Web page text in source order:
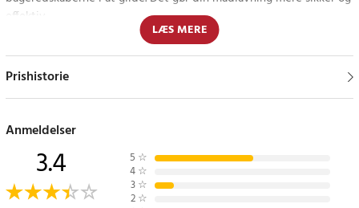
effektiv.
Praktisk løsning til en bedre madlavningsoplevelse
for høje temperaturer, hvilket gør dem velegnede til brug i din Air
rengøringen enkel og problemfri. Selv hvis de bliver plettet af
olie, er de nemme at rengøre med varmt og koldt vand.
LÆS MERE
Prishistorie
Anmeldelser
3.4 5 ☆
4 ☆
3 ☆
2 ☆